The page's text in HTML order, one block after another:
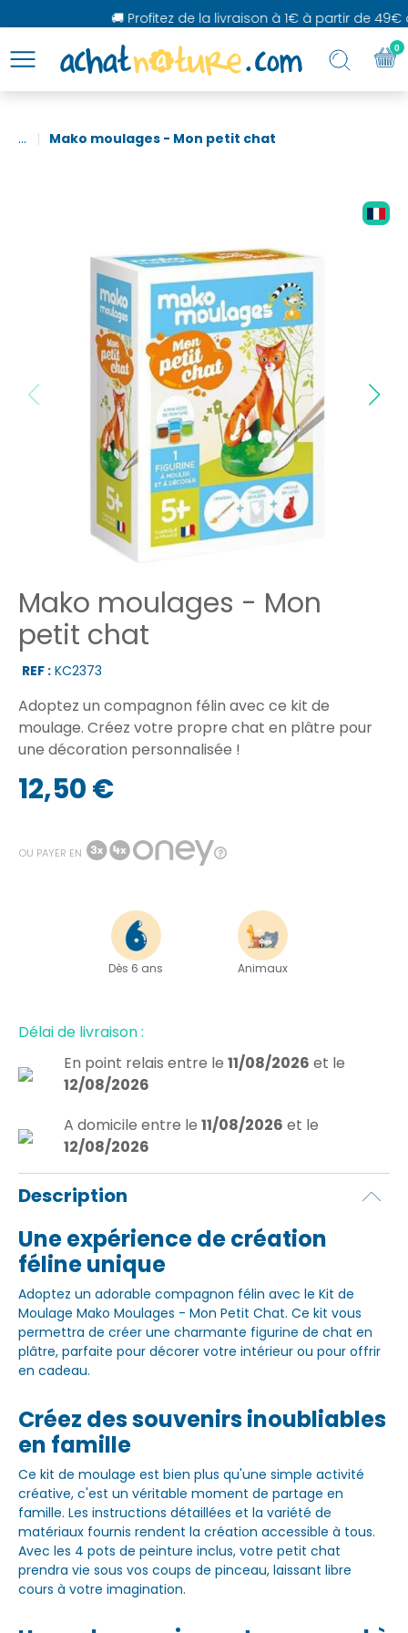
🚚 Profitez de la livraison à 1€ à partir de 49€
... Mako moulages - Mon petit chat
Mako moulages - Mon
petit chat
REF : KC2373
Adoptez un compagnon félin avec ce kit de
moulage. Créez votre propre chat en plâtre pour
une décoration personnalisée !
12,50 €
OU PAYER EN
Dès 6 ans Animaux
Délai de livraison :
En point relais entre le 11/08/2026 et le
12/08/2026
A domicile entre le 11/08/2026 et le
12/08/2026
Description
Une expérience de création
féline unique
Adoptez un adorable compagnon félin avec le Kit de
Moulage Mako Moulages - Mon Petit Chat. Ce kit vous
permettra de créer une charmante figurine de chat en
plâtre, parfaite pour décorer votre intérieur ou pour offrir
en cadeau.
Créez des souvenirs inoubliables
en famille
Ce kit de moulage est bien plus qu'une simple activité
créative, c'est un véritable moment de partage en
famille. Les instructions détaillées et la variété de
matériaux fournis rendent la création accessible à tous.
Avec les 4 pots de peinture inclus, votre petit chat
prendra vie sous vos coups de pinceau, laissant libre
cours à votre imagination.
0